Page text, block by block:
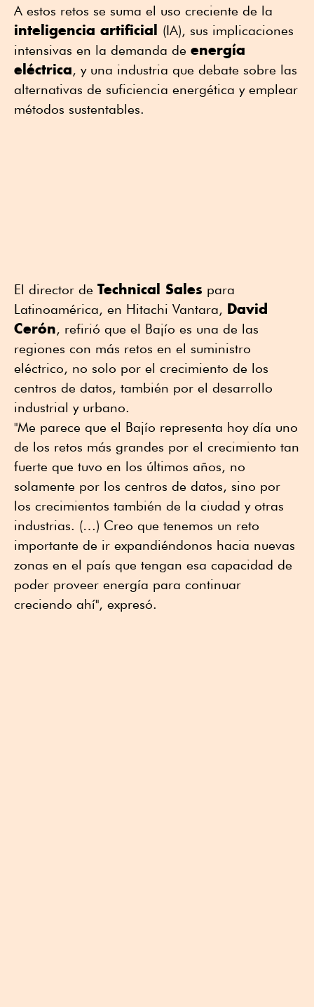
A estos retos se suma el uso creciente de la
inteligencia artificial (IA), sus implicaciones
intensivas en la demanda de energía
eléctrica, y una industria que debate sobre las
alternativas de suficiencia energética y emplear
métodos sustentables.
El director de Technical Sales para
Latinoamérica, en Hitachi Vantara, David
Cerón, refirió que el Bajío es una de las
regiones con más retos en el suministro
eléctrico, no solo por el crecimiento de los
centros de datos, también por el desarrollo
industrial y urbano.
"Me parece que el Bajío representa hoy día uno
de los retos más grandes por el crecimiento tan
fuerte que tuvo en los últimos años, no
solamente por los centros de datos, sino por
los crecimientos también de la ciudad y otras
industrias. (…) Creo que tenemos un reto
importante de ir expandiéndonos hacia nuevas
zonas en el país que tengan esa capacidad de
poder proveer energía para continuar
creciendo ahí", expresó.